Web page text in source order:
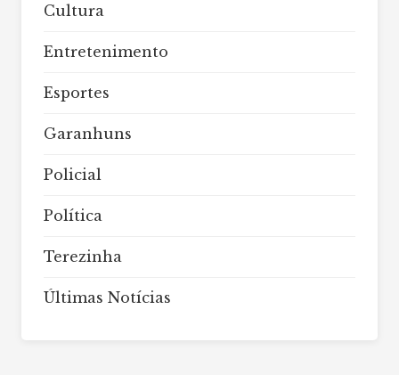
Cultura
Entretenimento
Esportes
Garanhuns
Policial
Política
Terezinha
Últimas Notícias